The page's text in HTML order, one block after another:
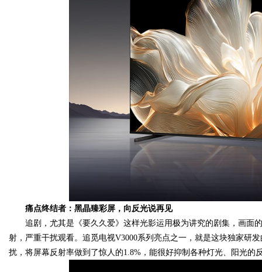
痛点终结者：黑晶臻彩屏，向反光说再见
追剧，尤其是《要久久爱》这样光影运用极为讲究的剧集，画面
射，严重干扰观看。追觅电视V3000系列亮点之一，就是这块独家研
扰，将屏幕反射率做到了惊人的1.8%，能很好抑制各种灯光、阳光的